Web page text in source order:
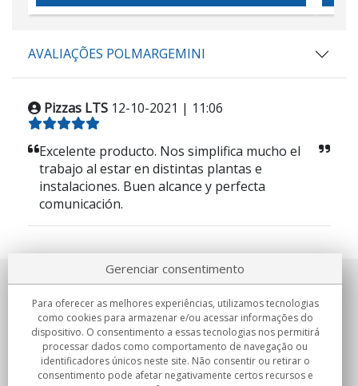
AVALIAÇÕES POLMARGEMINI
Pizzas LTS 12-10-2021 | 11:06
Excelente producto. Nos simplifica mucho el
trabajo al estar en distintas plantas e
instalaciones. Buen alcance y perfecta
comunicación.
Sobre nosotros
Compromissos
Compras
Gerenciar consentimento
Para oferecer as melhores experiências, utilizamos tecnologias
como cookies para armazenar e/ou acessar informações do
dispositivo. O consentimento a essas tecnologias nos permitirá
processar dados como comportamento de navegação ou
identificadores únicos neste site. Não consentir ou retirar o
consentimento pode afetar negativamente certos recursos e